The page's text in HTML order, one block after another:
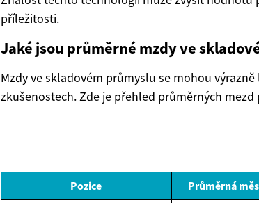
příležitosti.
Jaké jsou průměrné mzdy ve
Mzdy ve skladovém průmyslu se mohou
zkušenostech. Zde je přehled průměrných
Pozice Průměrná